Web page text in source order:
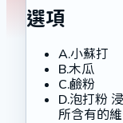
選項
A.小蘇打
B.木瓜
C.鹼粉
D.泡打粉
所含有的